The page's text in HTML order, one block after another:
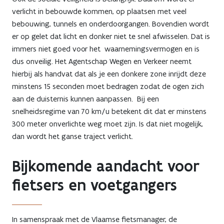
verlicht in bebouwde kommen, op plaatsen met veel
bebouwing, tunnels en onderdoorgangen. Bovendien wordt
er op gelet dat licht en donker niet te snel afwisselen. Dat is
immers niet goed voor het waarnemingsvermogen en is
dus onveilig. Het Agentschap Wegen en Verkeer neemt
hierbij als handvat dat als je een donkere zone inrijdt deze
minstens 15 seconden moet bedragen zodat de ogen zich
aan de duisternis kunnen aanpassen. Bij een
snelheidsregime van 70 km/u betekent dit dat er minstens
300 meter onverlichte weg moet zijn. Is dat niet mogelijk,
dan wordt het ganse traject verlicht.
Bijkomende aandacht voor
fietsers en voetgangers
In samenspraak met de Vlaamse fietsmanager, de